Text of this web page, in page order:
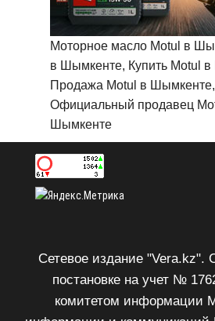
Моторное масло Motul в
в Шымкенте, Купить Motul
Продажа Motul в Шымкенте,
Официальный продавец
Шымкенте
Сетевое издание "Vera.kz".
постановке на учет №
комитетом информации